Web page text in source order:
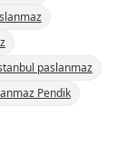
paslanmaz
Pendik